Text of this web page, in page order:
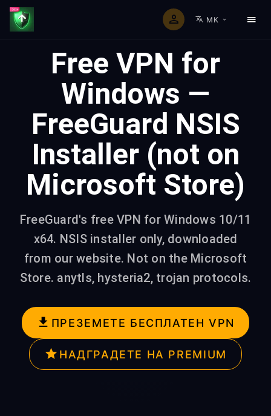
MK
Free VPN for
Windows —
FreeGuard NSIS
Installer (not on
Microsoft Store)
FreeGuard's free VPN for Windows 10/11
x64. NSIS installer only, downloaded
from our website. Not on the Microsoft
Store. anytls, hysteria2, trojan protocols.
ПРЕЗЕМЕТЕ БЕСПЛАТЕН VPN
НАДГРАДЕТЕ НА PREMIUM